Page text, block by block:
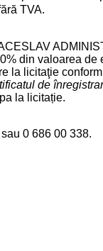
TVA.
din valoarea
la licitaţie
de
la licitație.
0 686 00 338.